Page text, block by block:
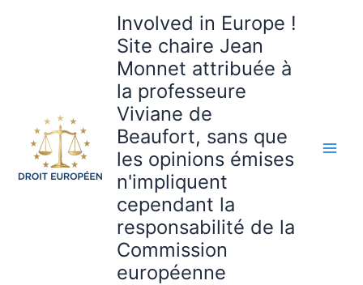
Involved in Europe !
Site chaire Jean
Monnet attribuée à
la professeure
Viviane de
Beaufort, sans que
les opinions émises
n'impliquent
cependant la
responsabilité de la
Commission
européenne